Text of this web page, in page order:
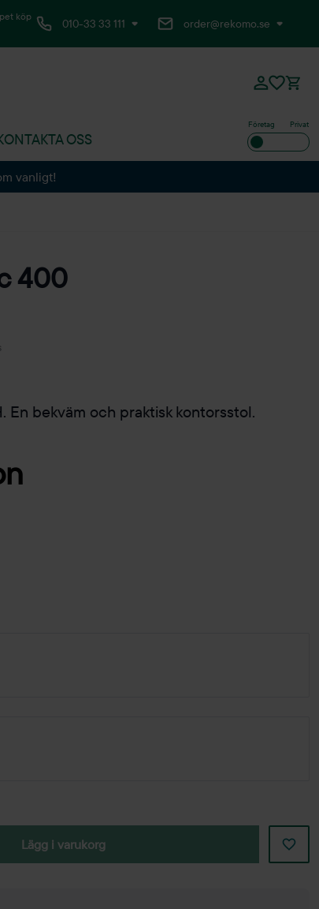
köp
010-33 33 111 order@rekomo.se
OSS
Företag Privat
vanligt!
400
En bekväm och praktisk kontorsstol.
Lägg i varukorg